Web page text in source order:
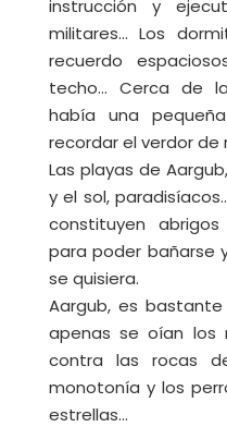
instrucción y
militares… Los
recuerdo
techo… Cerca de
había una
recordar el verdor de
Las playas de
y el sol,
constituyen
para poder bañarse
se quisiera.
Aargub, es
apenas se oían los
contra las rocas
monotonía y los
estrellas…